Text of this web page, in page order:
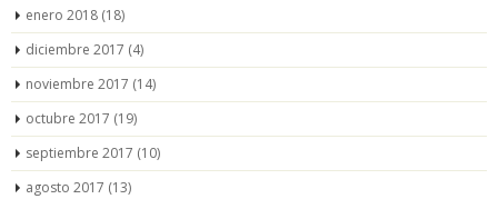
enero 2018 (18)
diciembre 2017 (4)
noviembre 2017 (14)
octubre 2017 (19)
septiembre 2017 (10)
agosto 2017 (13)